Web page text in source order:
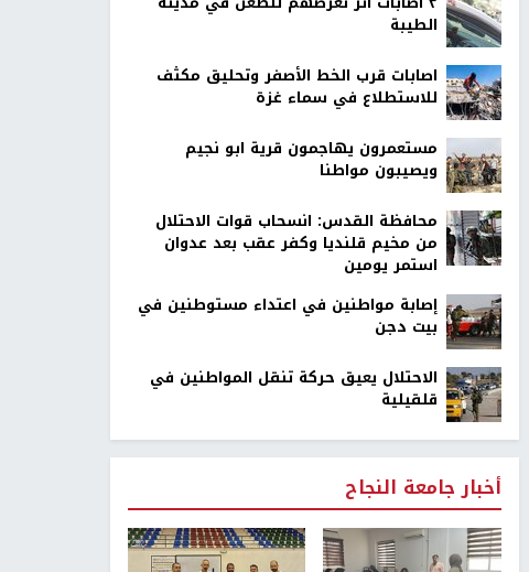
الطيبة
اصابات قرب الخط الأصفر وتحليق مكثف
للاستطلاع في سماء غزة
مستعمرون يهاجمون قرية ابو نجيم
ويصيبون مواطنا
محافظة القدس: انسحاب قوات الاحتلال
من مخيم قلنديا وكفر عقب بعد عدوان
استمر يومين
إصابة مواطنين في اعتداء مستوطنين في
بيت دجن
الاحتلال يعيق حركة تنقل المواطنين في
قلقيلية
أخبار جامعة النجاح